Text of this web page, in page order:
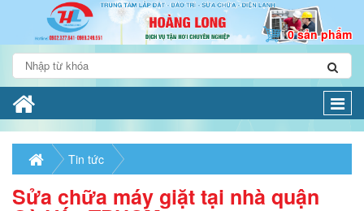
0 sản phẩm
Tin tức
Sửa chữa máy giặt tại nhà quận